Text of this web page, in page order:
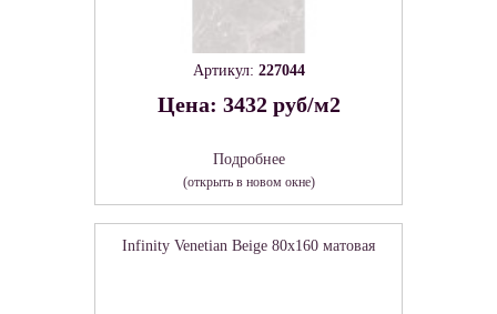
Артикул: 227044
Цена: 3432 руб/м2
Подробнее
(открыть в новом окне)
Infinity Venetian Beige 80х160 матовая